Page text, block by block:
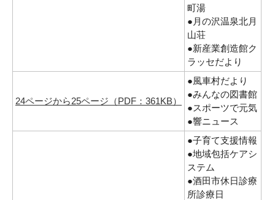
町湯
●月の沢温泉北月
山荘
●新産業創造館ク
ラッセだより
24ページから25ページ（PDF：361KB）
●風車村だより
●みんなの図書館
●スポーツで元気
●響ニュース
●子育て支援情報
●地域包括ケアシ
ステム
●酒田市休日診療
所診療日